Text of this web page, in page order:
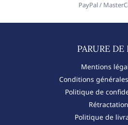
PayPal /
PARURE DE
Mentions
Conditions
Politique de
Rétractation
Politique de